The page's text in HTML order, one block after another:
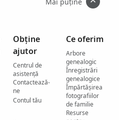
Obține
ajutor
Centrul de
asistenţă
Contactează-
ne
Contul tău
Ce oferim
Arbore
genealogic
Înregistrări
genealogice
Împărtășirea
fotografiilor
de familie
Resurse